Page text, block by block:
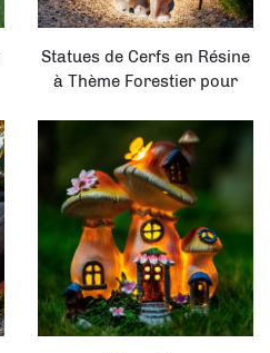
Statues de Cerfs en Résine
à Thème Forestier pour
Solaire avec Lumières LED